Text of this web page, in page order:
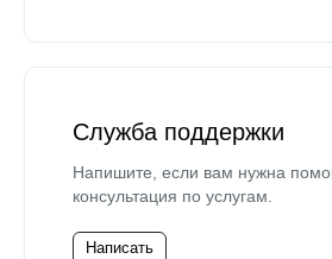
Служба поддержки
Напишите, если вам нужна
консультация по услугам.
Написать